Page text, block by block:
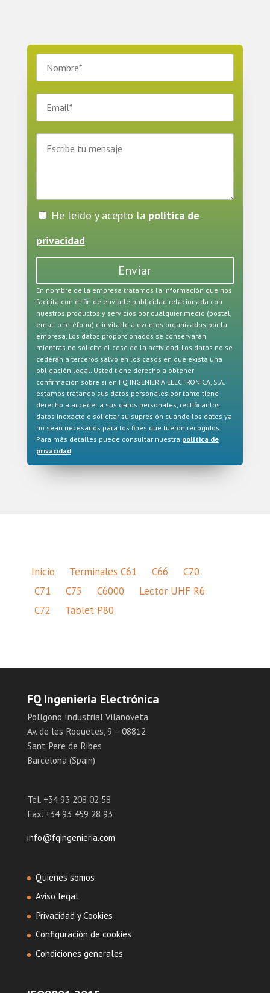
He leído y acepto la política de
privacidad
Enviar
En nombre de la empresa tratamos la información que nos
facilita con el fin de enviarle publicidad relacionada con
nuestros productos y servicios por cualquier medio (postal,
email o teléfono) e invitarle a eventos organizados por la
empresa. Los datos proporcionados se conservarán
mientras no solicite el cese de la actividad. Los datos no se
cederán a terceros salvo en los casos en que exista una
obligación legal. Usted tiene derecho a obtener
confirmación sobre si en FQ INGENIERIA ELECTRONICA, S.A.
estamos tratando sus datos personales por tanto tiene
derecho a acceder a sus datos personales, rectificar los
datos inexacto o solicitar su supresión cuando los datos ya
no sean necesarios para los fines que fueron recogidos.
Para más detalles puede consultar nuestra política de
privacidad.
Inicio Terminales C61 C66
C70
C71
C75 C6000
Lector UHF R6
C72
Tablet P80
FQ Ingeniería Electrónica
Polígono Industrial Vilanoveta
Av. de les Roquetes, 9 – 08812
Sant Pere de Ribes
Barcelona (Spain)
Tel. +34 93 208 02 58
Fax. +34 93 459 28 93
info@fqingenieria.com
Quienes somos
Aviso legal
Privacidad y Cookies
Configuración de cookies
Condiciones generales